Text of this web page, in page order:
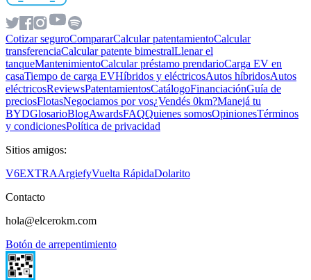
Cotizar seguroCompararCalcular patentamientoCalcular
transferenciaCalcular patente bimestralLlenar el
tanqueMantenimientoCalcular préstamo prendarioCarga EV en
casaTiempo de carga EVHíbridos y eléctricosAutos híbridosAutos
eléctricosReviewsPatentamientosCatálogoFinanciaciónGuía de
preciosFlotasNegociamos por vos¿Vendés 0km?Manejá tu
BYDGlosarioBlogAwardsFAQQuienes somosOpinionesTérminos
y condicionesPolítica de privacidad
Sitios amigos:
V6EXTRAArgiefyVuelta RápidaDolarito
Contacto
hola@elcerokm.com
Botón de arrepentimiento